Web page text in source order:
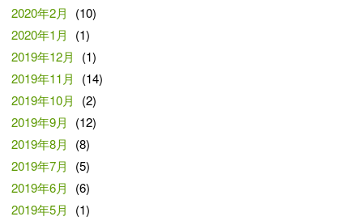
2020年2月
(10)
2020年1月
(1)
2019年12月
(1)
2019年11月
(14)
2019年10月
(2)
2019年9月
(12)
2019年8月
(8)
2019年7月
(5)
2019年6月
(6)
2019年5月
(1)